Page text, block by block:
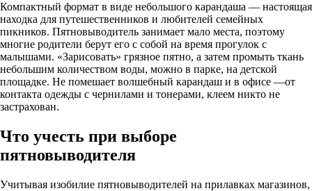
Компактный формат в виде небольшого карандаша — настоящая
находка для путешественников и любителей семейных
пикников. Пятновыводитель занимает мало места, поэтому
многие родители берут его с собой на время прогулок с
малышами. «Зарисовать» грязное пятно, а затем промыть ткань
небольшим количеством воды, можно в парке, на детской
площадке. Не помешает волшебный карандаш и в офисе —от
контакта одежды с чернилами и тонерами, клеем никто не
застрахован.
Что учесть при выборе
пятновыводителя
Учитывая изобилие пятновыводителей на прилавках магазинов,